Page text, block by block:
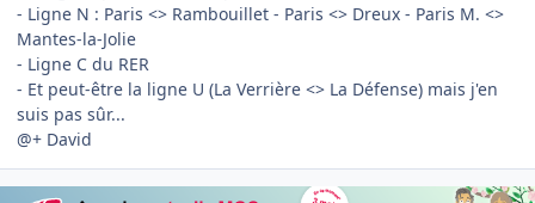
- Ligne N : Paris <> Rambouillet - Paris <> Dreux - Paris M. <>
Mantes-la-Jolie
- Ligne C du RER
- Et peut-être la ligne U (La Verrière <> La Défense) mais j'en
suis pas sûr...
@+ David